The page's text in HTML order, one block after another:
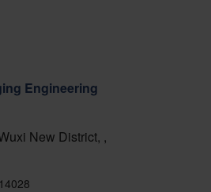
Engineering
New District, ,